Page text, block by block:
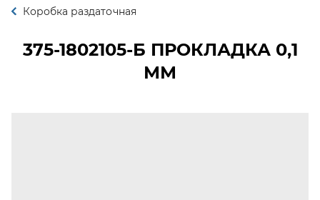
Коробка раздаточная
375-1802105-Б ПРОКЛАДКА 0,1
ММ